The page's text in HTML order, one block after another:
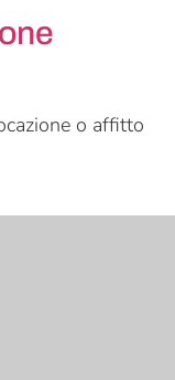
o affitto